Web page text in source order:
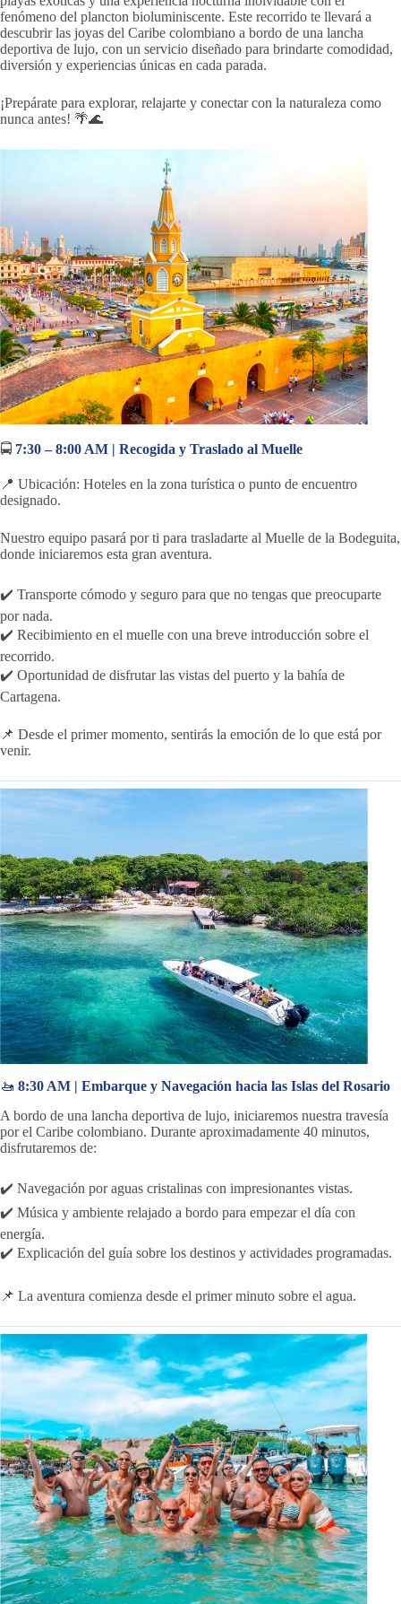
fenómeno del plancton bioluminiscente. Este recorrido te llevará a
descubrir las joyas del Caribe colombiano a bordo de una lancha
deportiva de lujo, con un servicio diseñado para brindarte comodidad,
diversión y experiencias únicas en cada parada.
¡Prepárate para explorar, relajarte y conectar con la naturaleza como
nunca antes! 🌴🌊
🚍 7:30 – 8:00 AM | Recogida y Traslado al Muelle
📍 Ubicación: Hoteles en la zona turística o punto de encuentro
designado.
Nuestro equipo pasará por ti para trasladarte al Muelle de la Bodeguita,
donde iniciaremos esta gran aventura.
✔️ Transporte cómodo y seguro para que no tengas que preocuparte
por nada.
✔️ Recibimiento en el muelle con una breve introducción sobre el
recorrido.
✔️ Oportunidad de disfrutar las vistas del puerto y la bahía de
Cartagena.
📌 Desde el primer momento, sentirás la emoción de lo que está por
venir.
🚤 8:30 AM | Embarque y Navegación hacia las Islas del Rosario
A bordo de una lancha deportiva de lujo, iniciaremos nuestra travesía
por el Caribe colombiano. Durante aproximadamente 40 minutos,
disfrutaremos de:
✔️ Navegación por aguas cristalinas con impresionantes vistas.
✔️ Música y ambiente relajado a bordo para empezar el día con
energía.
✔️ Explicación del guía sobre los destinos y actividades programadas.
📌 La aventura comienza desde el primer minuto sobre el agua.